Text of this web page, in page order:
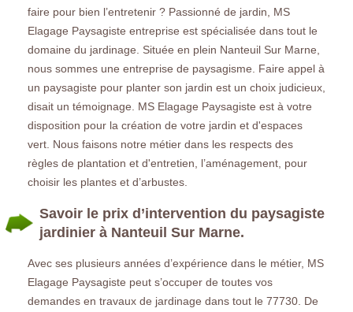
faire pour bien l’entretenir ? Passionné de jardin, MS
Elagage Paysagiste entreprise est spécialisée dans tout le
domaine du jardinage. Située en plein Nanteuil Sur Marne,
nous sommes une entreprise de paysagisme. Faire appel à
un paysagiste pour planter son jardin est un choix judicieux,
disait un témoignage. MS Elagage Paysagiste est à votre
disposition pour la création de votre jardin et d'espaces
vert. Nous faisons notre métier dans les respects des
règles de plantation et d'entretien, l’aménagement, pour
choisir les plantes et d’arbustes.
Savoir le prix d’intervention du paysagiste
jardinier à Nanteuil Sur Marne.
Avec ses plusieurs années d’expérience dans le métier, MS
Elagage Paysagiste peut s’occuper de toutes vos
demandes en travaux de jardinage dans tout le 77730. De